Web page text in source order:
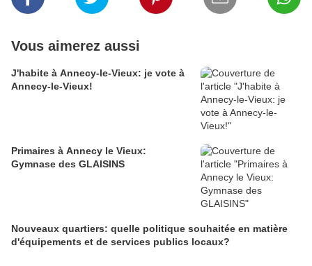
Vous aimerez aussi
J'habite à Annecy-le-Vieux: je vote à
Annecy-le-Vieux!
Primaires à Annecy le Vieux:
Gymnase des GLAISINS
Nouveaux quartiers: quelle politique souhaitée en matière
d'équipements et de services publics locaux?